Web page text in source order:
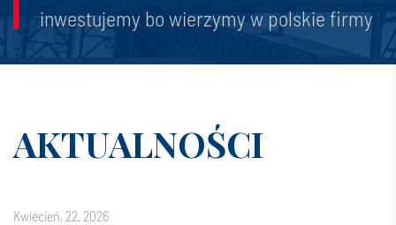
inwestujemy bo wierzymy w polskie firmy
AKTUALNOŚCI
kwiecień, 22, 2026